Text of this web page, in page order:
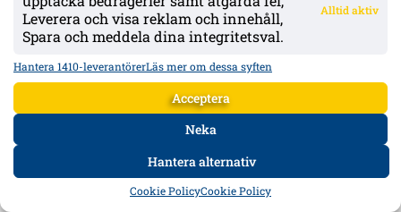
Leverera och visa reklam och innehåll,
Spara och meddela dina integritetsval.
Alltid aktiv
Hantera 1410-leverantörerLäs mer om dessa syften
Acceptera
Neka
Hantera alternativ
Cookie PolicyCookie Policy
IFK Göteborg 0–1 mot Gent: Goores firande utlöste bråk – VAR-ilska och
DATA FORUM